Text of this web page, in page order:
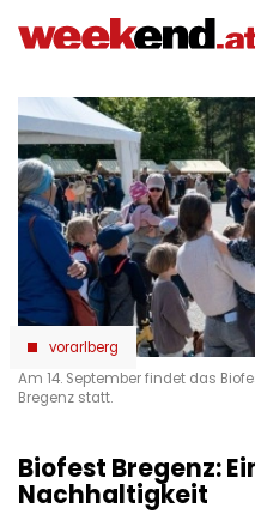
zum
vorarlberg
Am 14. September findet das
Bregenz statt.
Biofest Bregenz:
Nachhaltigkeit